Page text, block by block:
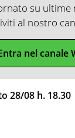
su
al nostro
nel canale
28/08 h. 18.30